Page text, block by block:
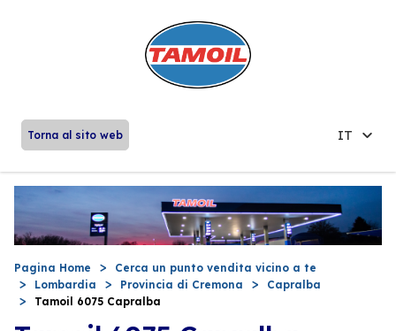
Torna al sito web IT
Pagina Home
Cerca un punto vendita vicino a te
Lombardia
Provincia di Cremona
Capralba
Tamoil 6075 Capralba